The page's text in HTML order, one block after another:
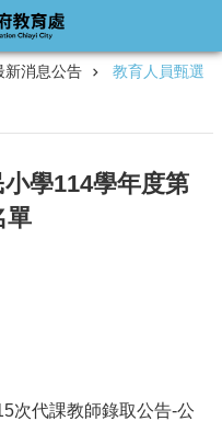
新消息公告 教育人員甄選
學114學年度第
單
次代課教師錄取公告-公